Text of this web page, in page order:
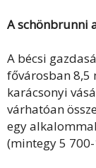
A schönbrunni
A bécsi
fővárosban 8,5
karácsonyi
várhatóan
egy
(mintegy 5